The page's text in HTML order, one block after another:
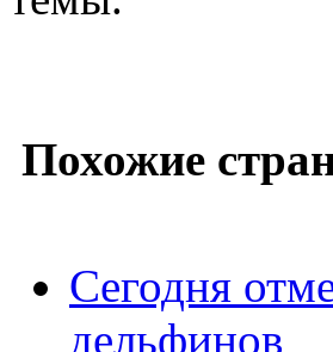
Похожие
Сегодня
дельфинов